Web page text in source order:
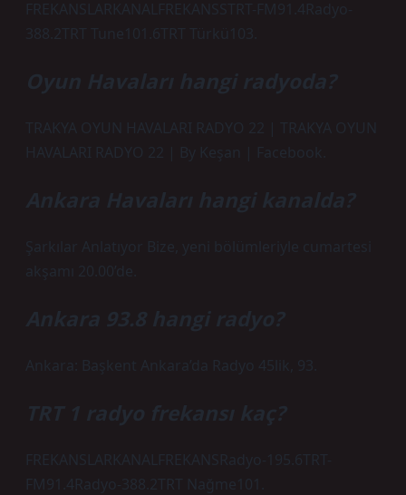
FREKANSLARKANALFREKANSSTRT-FM91.4Radyo-
388.2TRT Tune101.6TRT Türkü103.
Oyun Havaları hangi radyoda?
TRAKYA OYUN HAVALARI RADYO 22 | TRAKYA OYUN
HAVALARI RADYO 22 | By Keşan | Facebook.
Ankara Havaları hangi kanalda?
Şarkılar Anlatıyor Bize, yeni bölümleriyle cumartesi
akşamı 20.00’de.
Ankara 93.8 hangi radyo?
Ankara: Başkent Ankara’da Radyo 45lik, 93.
TRT 1 radyo frekansı kaç?
FREKANSLARKANALFREKANSRadyo-195.6TRT-
FM91.4Radyo-388.2TRT Nağme101.